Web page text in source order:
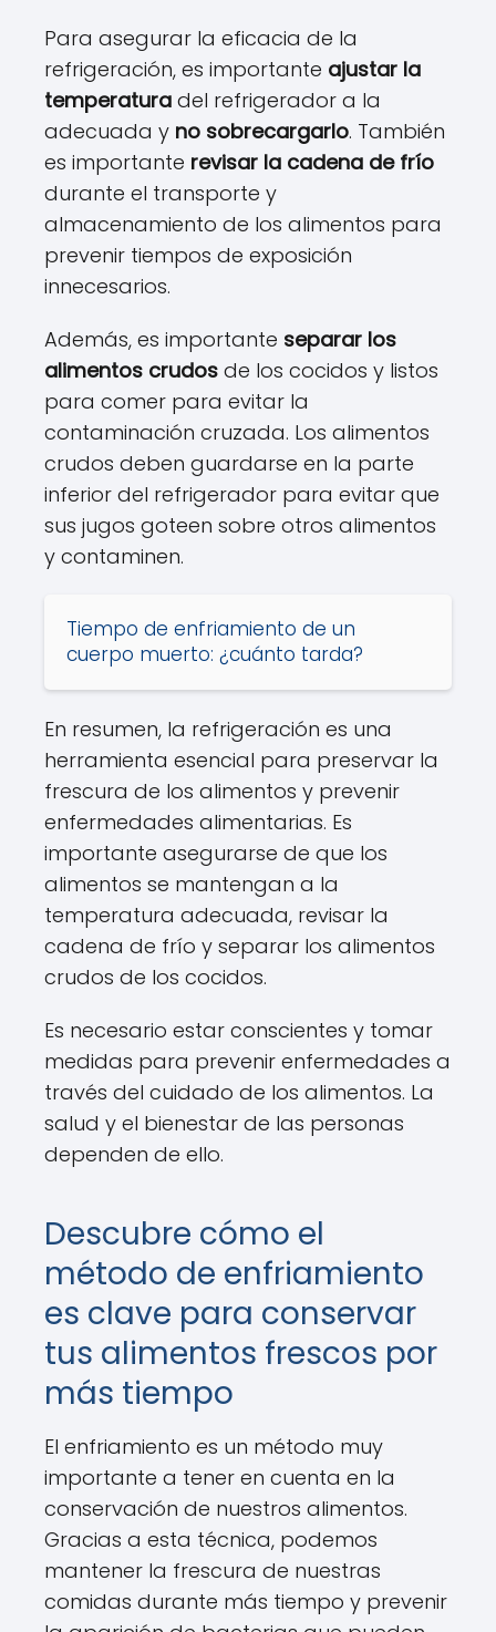
Para asegurar la eficacia de la
refrigeración, es importante ajustar la
temperatura del refrigerador a la
adecuada y no sobrecargarlo. También
es importante revisar la cadena de frío
durante el transporte y
almacenamiento de los alimentos para
prevenir tiempos de exposición
innecesarios.
Además, es importante separar los
alimentos crudos de los cocidos y listos
para comer para evitar la
contaminación cruzada. Los alimentos
crudos deben guardarse en la parte
inferior del refrigerador para evitar que
sus jugos goteen sobre otros alimentos
y contaminen.
Tiempo de enfriamiento de un
cuerpo muerto: ¿cuánto tarda?
En resumen, la refrigeración es una
herramienta esencial para preservar la
frescura de los alimentos y prevenir
enfermedades alimentarias. Es
importante asegurarse de que los
alimentos se mantengan a la
temperatura adecuada, revisar la
cadena de frío y separar los alimentos
crudos de los cocidos.
Es necesario estar conscientes y tomar
medidas para prevenir enfermedades a
través del cuidado de los alimentos. La
salud y el bienestar de las personas
dependen de ello.
Descubre cómo el
método de enfriamiento
es clave para conservar
tus alimentos frescos por
más tiempo
El enfriamiento es un método muy
importante a tener en cuenta en la
conservación de nuestros alimentos.
Gracias a esta técnica, podemos
mantener la frescura de nuestras
comidas durante más tiempo y prevenir